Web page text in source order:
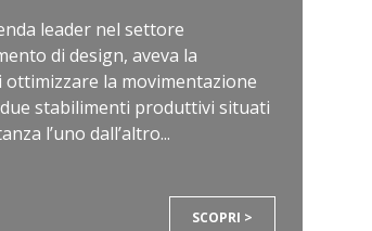
leader nel settore
di design, aveva la
ottimizzare la movimentazione
stabilimenti produttivi situati
l’uno dall’altro...
SCOPRI >